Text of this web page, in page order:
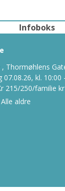
Infoboks
, Thormøhlens
07.08.26, kl. 10:00
215/250/familie
aldre